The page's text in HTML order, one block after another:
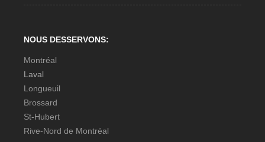
NOUS DESSERVONS:
Montréal
Laval
Longueuil
Brossard
St-Hubert
Rive-Nord de Montréal